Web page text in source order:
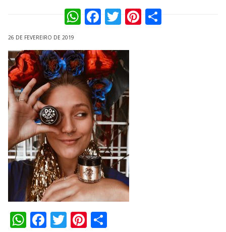
WhatsApp
Facebook
TwitterPinterest
26 DE FEVEREIRO DE 2019
WhatsApp
Facebook
Twitter
Pinterest
Compartilhar